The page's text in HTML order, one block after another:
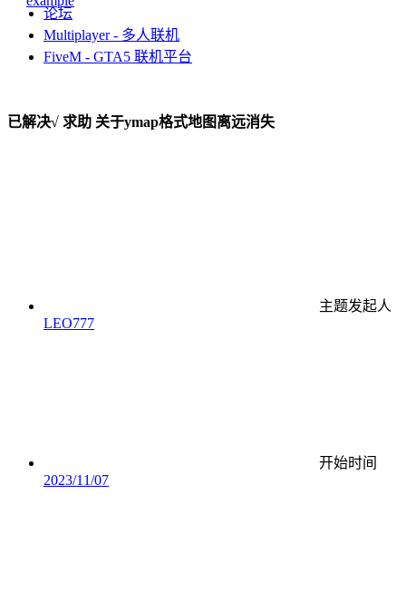
论坛
Multiplayer - 多人联机
FiveM - GTA5 联机平台
已解决√ 求助 关于ymap格式地图离远消失
主题发起人
LEO777
开始时间
2023/11/07